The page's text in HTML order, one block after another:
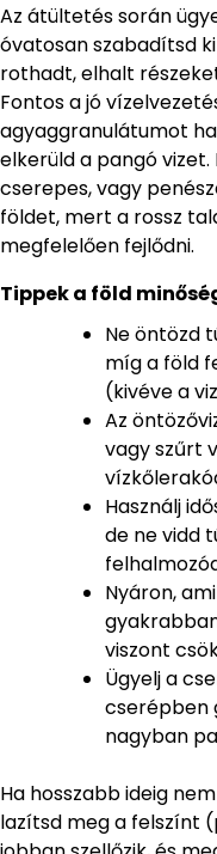
Az átültetés során
óvatosan szabadítsd
rothadt, elhalt
Fontos a jó
agyaggranulátumot
elkerüld a pangó
cserepes, vagy
földet, mert a rossz
megfelelően fejlődni.
Tippek a föld
Ne öntözd
míg a föld
(kivéve a
Az
vagy szűrt
Használj
de ne vidd
Nyáron,
viszont
Ügyelj a
cserépben
nagyban
Ha hosszabb ideig
lazítsd meg a felszínt